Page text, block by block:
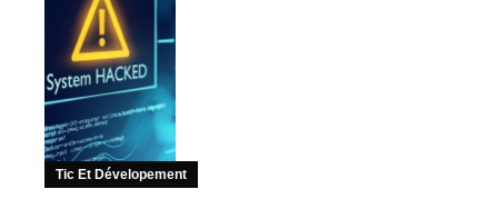
Tic Et Dévelopement